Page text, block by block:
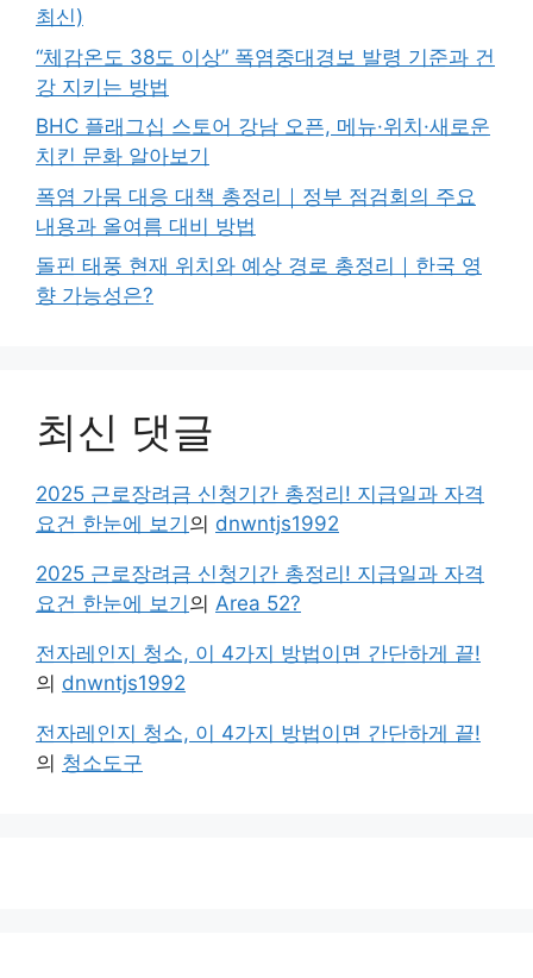
최신)
“체감온도 38도 이상” 폭염중대경보 발령 기준과 건
강 지키는 방법
BHC 플래그십 스토어 강남 오픈, 메뉴·위치·새로운
치킨 문화 알아보기
폭염 가뭄 대응 대책 총정리｜정부 점검회의 주요
내용과 올여름 대비 방법
돌핀 태풍 현재 위치와 예상 경로 총정리｜한국 영
향 가능성은?
최신 댓글
2025 근로장려금 신청기간 총정리! 지급일과 자격
요건 한눈에 보기 의 dnwntjs1992
2025 근로장려금 신청기간 총정리! 지급일과 자격
요건 한눈에 보기 의 Area 52?
전자레인지 청소, 이 4가지 방법이면 간단하게 끝!
의 dnwntjs1992
전자레인지 청소, 이 4가지 방법이면 간단하게 끝!
의 청소도구